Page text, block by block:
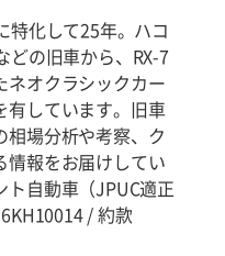
特化して25年。ハコ
どの旧車から、RX-7
ネオクラシックカー
有しています。旧車
相場分析や考察、ク
情報をお届けしてい
ト自動車（JPUC適正
/ 約款